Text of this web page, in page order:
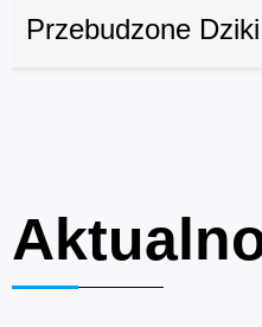
Przebudzone